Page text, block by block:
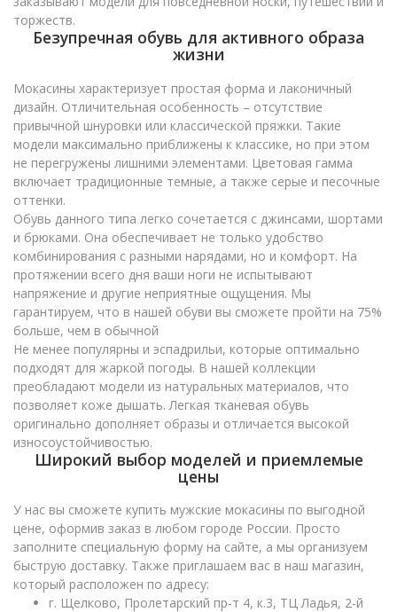
торжеств.
Безупречная обувь для активного образа
жизни
Мокасины характеризует простая форма и лаконичный
дизайн. Отличительная особенность – отсутствие
привычной шнуровки или классической пряжки. Такие
модели максимально приближены к классике, но при этом
не перегружены лишними элементами. Цветовая гамма
включает традиционные темные, а также серые и песочные
оттенки.
Обувь данного типа легко сочетается с джинсами, шортами
и брюками. Она обеспечивает не только удобство
комбинирования с разными нарядами, но и комфорт. На
протяжении всего дня ваши ноги не испытывают
напряжение и другие неприятные ощущения. Мы
гарантируем, что в нашей обуви вы сможете пройти на 75%
больше, чем в обычной
Не менее популярны и эспадрильи, которые оптимально
подходят для жаркой погоды. В нашей коллекции
преобладают модели из натуральных материалов, что
позволяет коже дышать. Легкая тканевая обувь
оригинально дополняет образы и отличается высокой
износоустойчивостью.
Широкий выбор моделей и приемлемые
цены
У нас вы сможете купить мужские мокасины по выгодной
цене, оформив заказ в любом городе России. Просто
заполните специальную форму на сайте, а мы организуем
быструю доставку. Также приглашаем вас в наш магазин,
который расположен по адресу:
г. Щелково, Пролетарский пр-т 4, к.3, ТЦ Ладья, 2-й